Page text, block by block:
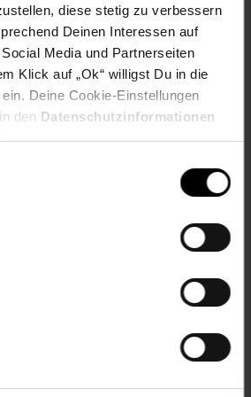
diese stetig zu verbessern
Deinen Interessen auf
Media und Partnerseiten
Klick auf „Ok“ willigst Du in die
Deine Cookie-Einstellungen
den Datenschutzinformationen
sichere Dir jetzt denIphoria HD
iPhone 12 Pro Max– damit Du
gutem Gefühl genießen kannst!
Handyzubehör
Angebote